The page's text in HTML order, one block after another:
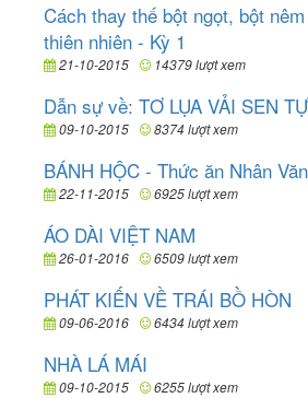
Cách thay thế bột ngọt, bột
thiên nhiên - Kỳ 1
21-10-2015 14379 lượt xem
Dẫn sự về: TƠ LỤA VẢI SEN
09-10-2015 8374 lượt xem
BÁNH HỘC - Thức ăn Nhân
22-11-2015 6925 lượt xem
ÁO DÀI VIỆT NAM
26-01-2016 6509 lượt xem
PHÁT KIẾN VỀ TRÁI BỒ HÒN
09-06-2016 6434 lượt xem
NHÀ LÁ MÁI
09-10-2015 6255 lượt xem